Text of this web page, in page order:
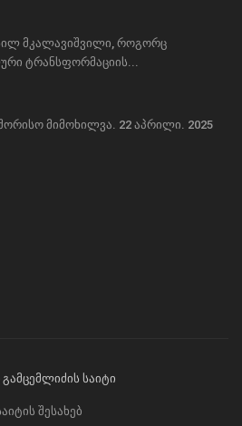
მკალავიშვილი, როგორც
ტრანსფორმაციის...
მიმოხილვა. 22 აპრილი. 2025
საიტი
შესახებ